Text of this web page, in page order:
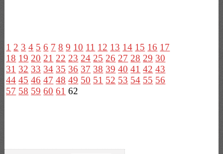
1 2 3 4 5 6 7 8 9 10 11 12 13 14 15 16 17
18 19 20 21 22 23 24 25 26 27 28 29 30
31 32 33 34 35 36 37 38 39 40 41 42 43
44 45 46 47 48 49 50 51 52 53 54 55 56
57 58 59 60 61 62